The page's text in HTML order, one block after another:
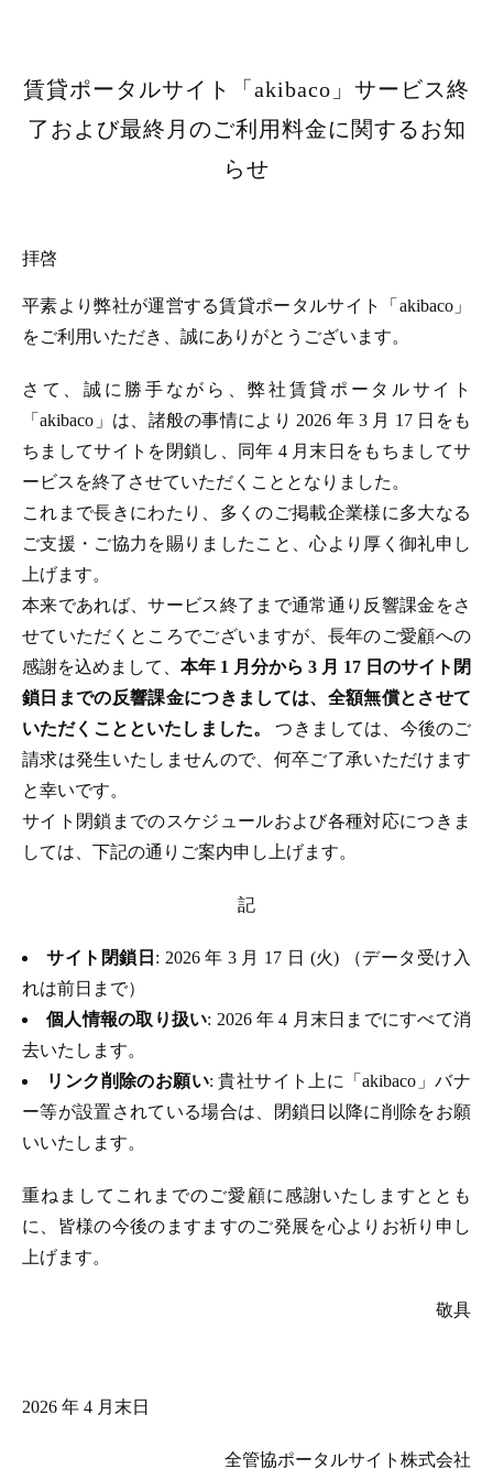
賃貸ポータルサイト「akibaco」サービス終
了および最終月のご利用料金に関するお知
らせ
拝啓
平素より弊社が運営する賃貸ポータルサイト「akibaco」
をご利用いただき、誠にありがとうございます。
さて、誠に勝手ながら、弊社賃貸ポータルサイト
「akibaco」は、諸般の事情により 2026 年 3 月 17 日をも
ちましてサイトを閉鎖し、同年 4 月末日をもちましてサ
ービスを終了させていただくこととなりました。
これまで長きにわたり、多くのご掲載企業様に多大なる
ご支援・ご協力を賜りましたこと、心より厚く御礼申し
上げます。
本来であれば、サービス終了まで通常通り反響課金をさ
せていただくところでございますが、長年のご愛顧への
感謝を込めまして、 本年 1 月分から 3 月 17 日のサイト閉
鎖日までの反響課金につきましては、全額無償とさせて
いただくことといたしました。つきましては、今後のご
請求は発生いたしませんので、何卒ご了承いただけます
と幸いです。
サイト閉鎖までのスケジュールおよび各種対応につきま
しては、下記の通りご案内申し上げます。
記
サイト閉鎖日 : 2026 年 3 月 17 日 (火) （データ受け入
れは前日まで）
個人情報の取り扱い: 2026 年 4 月末日までにすべて消
去いたします。
リンク削除のお願い: 貴社サイト上に「akibaco」バナ
ー等が設置されている場合は、閉鎖日以降に削除をお願
いいたします。
重ねましてこれまでのご愛顧に感謝いたしますととも
に、皆様の今後のますますのご発展を心よりお祈り申し
上げます。
敬具
2026 年 4 月末日
全管協ポータルサイト株式会社